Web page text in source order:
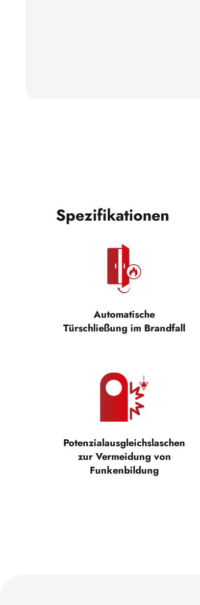
Spezifikationen
Automatische
Türschließung im Brandfall
Potenzialausgleichslaschen
zur Vermeidung von
Funkenbildung